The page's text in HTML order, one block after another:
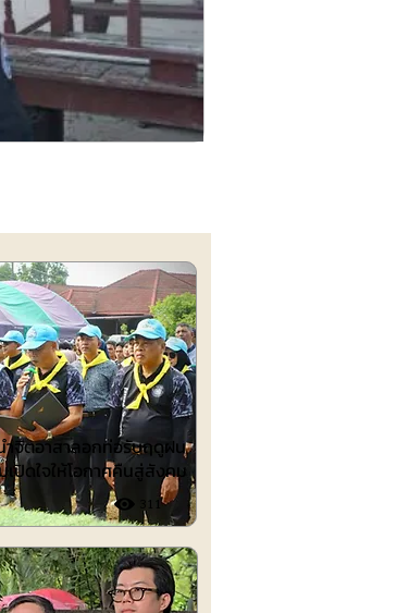
ำจิตอาสาลอกท่อรับฤดูฝน
ปิดใจให้โอกาศคืนสู่สังคม
311